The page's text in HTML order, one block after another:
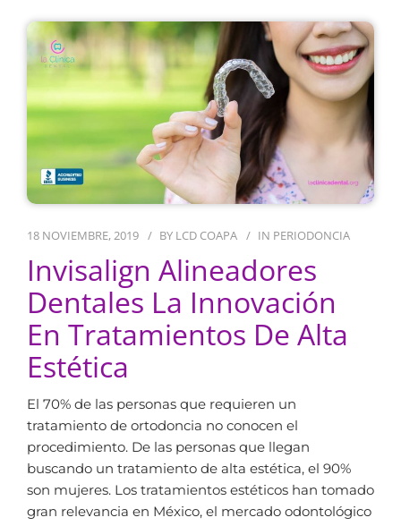
18 NOVIEMBRE, 2019 BY LCD COAPA IN PERIODONCIA
Invisalign Alineadores
Dentales La Innovación
En Tratamientos De Alta
Estética
El 70% de las personas que requieren un
tratamiento de ortodoncia no conocen el
procedimiento. De las personas que llegan
buscando un tratamiento de alta estética, el 90%
son mujeres. Los tratamientos estéticos han tomado
gran relevancia en México, el mercado odontológico